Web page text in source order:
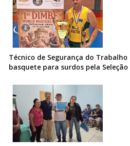
Técnico de Segurança do
basquete para surdos pela